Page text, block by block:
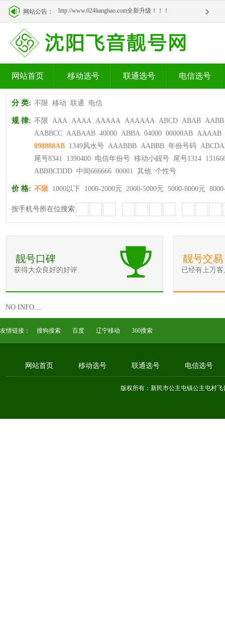
网站公告： http://www.024lianghao.com全新升级！！！
网站首页 移动选号 联通选号 电信选号
分 类: 不限 移动 联通 电信
规 律: 不限 AAA AAAA AAAAA AAAAAA ABCD ABAB AABB
AABBCC AABAAB 40000 ABBA 04000 00000AB AAAAB
098888AB 1349风水号 AAABBB AABBB 年份号码
尾号8341
1390400 电信年份号 移动小靓号 尾号1314
ABBBCDDD 中间666666 00001 其他 个性号
价 格: 不限 1000以下 1000-2000元 2000-5000元 5000-8000元
按手机号所在位搜索 - -
靓号口碑
获得大众良好的好评
靓号交易
已经有上万
NO INFO....
友情链接： 搜狗搜索 百度 辽宁移动 360搜索
网站首页 移动选号 联通选号 电信选号
版权所有：新民市公主屯镇公主屯村